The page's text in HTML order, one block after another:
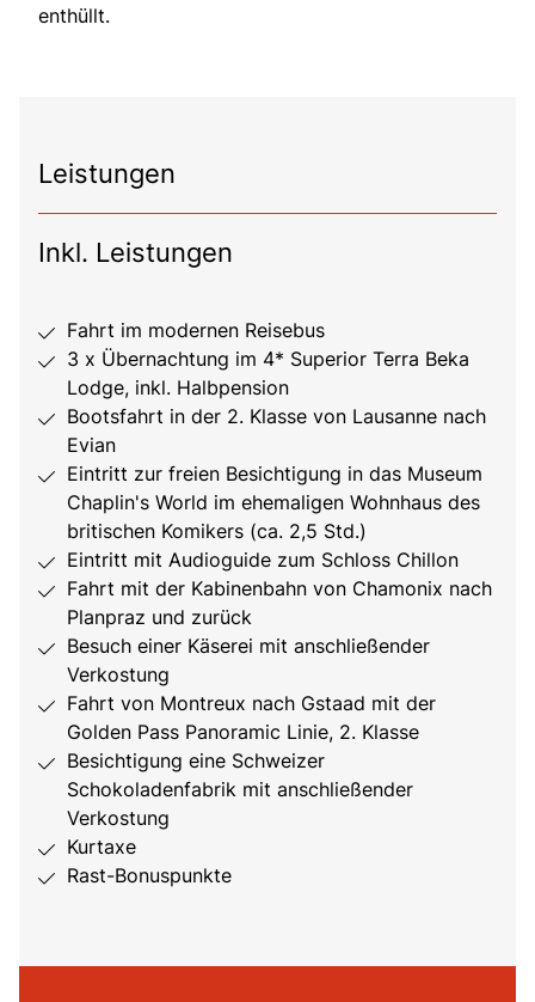
enthüllt.
Leistungen
Inkl. Leistungen
Fahrt im modernen Reisebus
3 x Übernachtung im 4* Superior Terra Beka
Lodge, inkl. Halbpension
Bootsfahrt in der 2. Klasse von Lausanne nach
Evian
Eintritt zur freien Besichtigung in das Museum
Chaplin's World im ehemaligen Wohnhaus des
britischen Komikers (ca. 2,5 Std.)
Eintritt mit Audioguide zum Schloss Chillon
Fahrt mit der Kabinenbahn von Chamonix nach
Planpraz und zurück
Besuch einer Käserei mit anschließender
Verkostung
Fahrt von Montreux nach Gstaad mit der
Golden Pass Panoramic Linie, 2. Klasse
Besichtigung eine Schweizer
Schokoladenfabrik mit anschließender
Verkostung
Kurtaxe
Rast-Bonuspunkte